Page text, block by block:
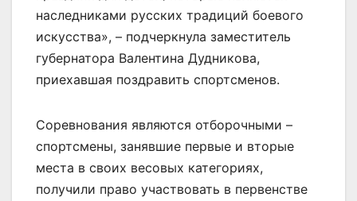
наследниками русских традиций боевого
искусства», – подчеркнула заместитель
губернатора Валентина Дудникова,
приехавшая поздравить спортсменов.
Соревнования являются отборочными –
спортсмены, занявшие первые и вторые
места в своих весовых категориях,
получили право участвовать в первенстве